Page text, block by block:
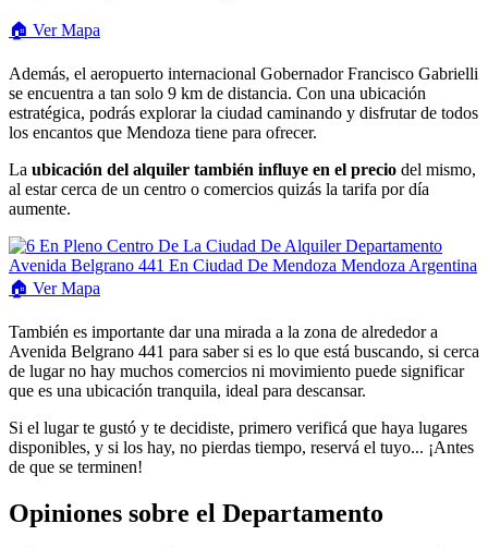
🏠 Ver Mapa
Además, el aeropuerto internacional Gobernador Francisco Gabrielli
se encuentra a tan solo 9 km de distancia. Con una ubicación
estratégica, podrás explorar la ciudad caminando y disfrutar de todos
los encantos que Mendoza tiene para ofrecer.
La ubicación del alquiler también influye en el precio del mismo,
al estar cerca de un centro o comercios quizás la tarifa por día
aumente.
🏠 VerMapa
También es importante dar una mirada a la zona de alrededor a
Avenida Belgrano 441 para saber si es lo que está buscando, si cerca
de lugar no hay muchos comercios ni movimiento puede significar
que es una ubicación tranquila, ideal para descansar.
Si el lugar te gustó y te decidiste, primero verificá que haya lugares
disponibles, y si los hay, no pierdas tiempo, reservá el tuyo... ¡Antes
de que se terminen!
Opiniones sobre el Departamento